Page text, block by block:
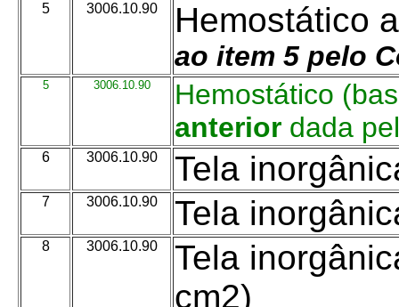
5 3006.10.90 Hemostático
ao item 5 pelo
5 3006.10.90
Hemostático
anterior dada
6 3006.10.90 Tela
7 3006.10.90 Tela
8 3006.10.90
Tela
cm2)